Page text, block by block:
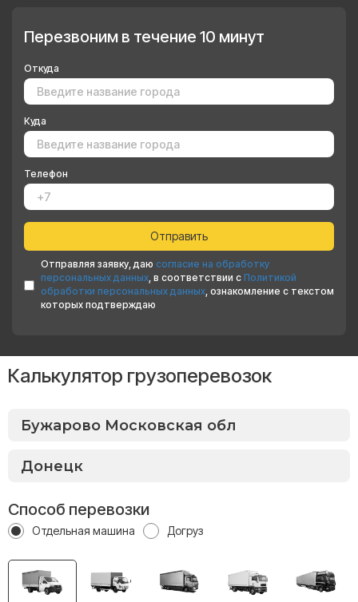
Перезвоним в течение 10 минут
Откуда
Куда
Телефон
Отправляя заявку, даю согласие на обработку
персональных данных, в соответствии с Политикой
обработки персональных данных, ознакомление с текстом
которых подтверждаю
Калькулятор грузоперевозок
Способ перевозки
Отдельная машина Догруз